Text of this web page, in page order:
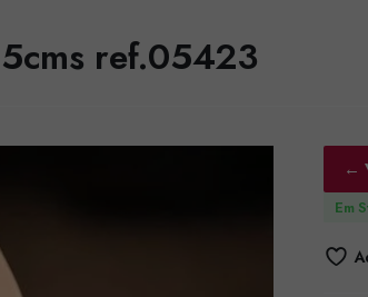
ref.05423
←
Em